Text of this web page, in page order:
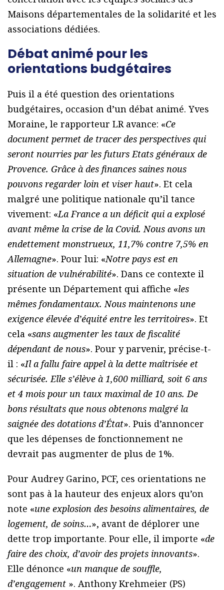
Maisons départementales de la solidarité et les
associations dédiées.
Débat animé pour les
orientations budgétaires
Puis il a été question des orientations
budgétaires, occasion d’un débat animé. Yves
Moraine, le rapporteur LR avance: «Ce
document permet de tracer des perspectives qui
seront nourries par les futurs Etats généraux de
Provence. Grâce à des finances saines nous
pouvons regarder loin et viser haut». Et cela
malgré une politique nationale qu’il tance
vivement: «La France a un déficit qui a explosé
avant même la crise de la Covid. Nous avons un
endettement monstrueux, 11,7% contre 7,5% en
Allemagne». Pour lui: «Notre pays est en
situation de vulnérabilité». Dans ce contexte il
présente un Département qui affiche «les
mêmes fondamentaux. Nous maintenons une
exigence élevée d’équité entre les territoires». Et
cela «sans augmenter les taux de fiscalité
dépendant de nous». Pour y parvenir, précise-t-
il : «Il a fallu faire appel à la dette maîtrisée et
sécurisée. Elle s’élève à 1,600 milliard, soit 6 ans
et 4 mois pour un taux maximal de 10 ans. De
bons résultats que nous obtenons malgré la
saignée des dotations d’État». Puis d’annoncer
que les dépenses de fonctionnement ne
devrait pas augmenter de plus de 1%.
Pour Audrey Garino, PCF, ces orientations ne
sont pas à la hauteur des enjeux alors qu’on
note «une explosion des besoins alimentaires, de
logement, de soins…», avant de déplorer une
dette trop importante. Pour elle, il importe «de
faire des choix, d’avoir des projets innovants».
Elle dénonce «un manque de souffle,
d’engagement ». Anthony Krehmeier (PS)